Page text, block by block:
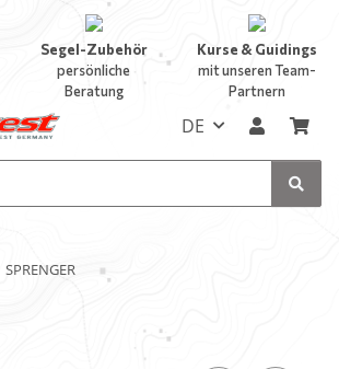
Segel-Zubehör
persönliche
Beratung
Kurse & Guidings
mit unseren Team-
Partnern
DE
SPRENGER